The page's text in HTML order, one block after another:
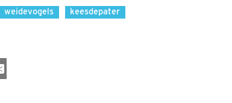
weidevogels keesdepater